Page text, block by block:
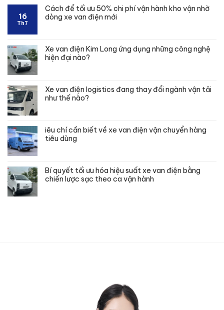
16
Th7
Cách để tối ưu 50% chi phí vận hành kho vận nhờ
dòng xe van điện mới
Xe van điện Kim Long ứng dụng những công nghệ
hiện đại nào?
Xe van điện logistics đang thay đổi ngành vận tải
như thế nào?
iêu chí cần biết về xe van điện vận chuyển hàng
tiêu dùng
Bí quyết tối ưu hóa hiệu suất xe van điện bằng
chiến lược sạc theo ca vận hành